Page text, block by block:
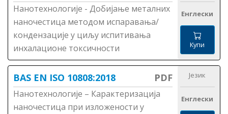
Нанотехнологије - Добијање металних
наночестица методом испаравања/
кондензације у циљу испитивања
инхалационе токсичности
Енглески
Купи
BAS EN ISO 10808:2018 PDF
Нанотехнологије – Карактеризација
наночестица при изложености у
Језик
Енглески